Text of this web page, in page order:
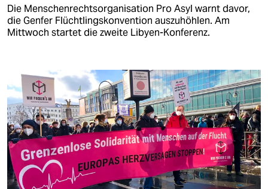
Die Menschenrechtsorganisation Pro Asyl warnt davor,
die Genfer Flüchtlingskonvention auszuhöhlen. Am
Mittwoch startet die zweite Libyen-Konferenz.